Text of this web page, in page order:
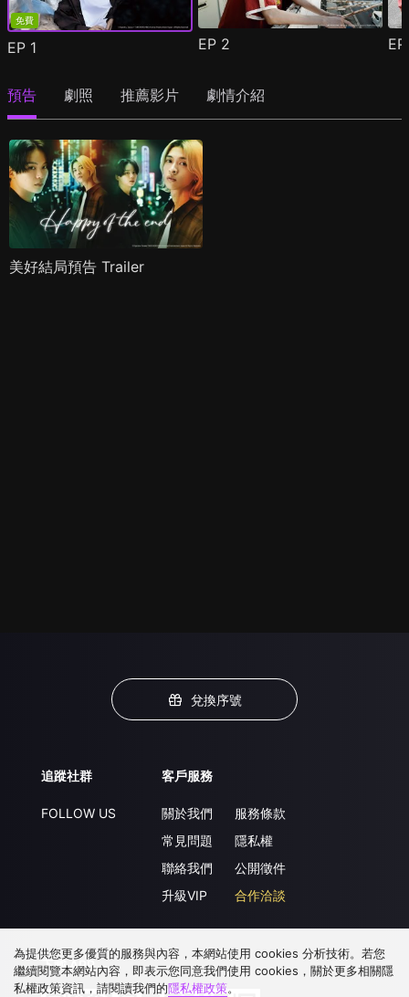
免費
EP 1 EP 2
預告 劇照 推薦影片 劇情介紹
美好結局預告 Trailer
兌換序號
追蹤社群
FOLLOW US
客戶服務
關於我們
常見問題
聯絡我們
升級VIP
服務條款
隱私權
公開徵件
合作洽談
下載 APP
為提供您更多優質的服務與內容，本網站使用 cookies 分析技術。若您
繼續閱覽本網站內容，即表示您同意我們使用 cookies，關於更多相關隱
私權政策資訊，請閱讀我們的隱私權政策。